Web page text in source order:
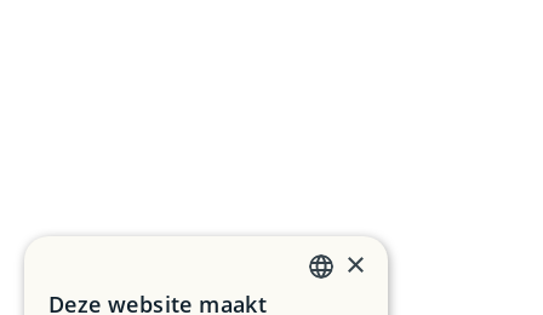
×
Deze website maakt